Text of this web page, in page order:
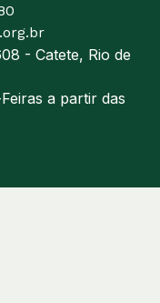
- Catete, Rio de
a partir das